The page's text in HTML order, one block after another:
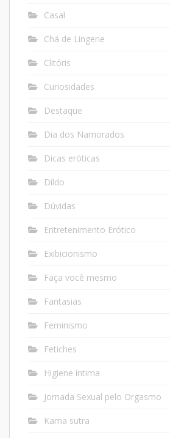
Casal
Chá de Lingerie
Clitóris
Curiosidades
Destaque
Dia dos Namorados
Dicas eróticas
Dildo
Dúvidas
Entretenimento Erótico
Exibicionismo
Faça você mesmo
Fantasias
Feminismo
Fetiches
Higiene íntima
Jornada Sexual pelo Orgasmo
Kama sutra